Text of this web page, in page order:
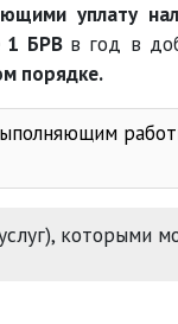
уплату
1 БРВ в год в
порядке.
которыми